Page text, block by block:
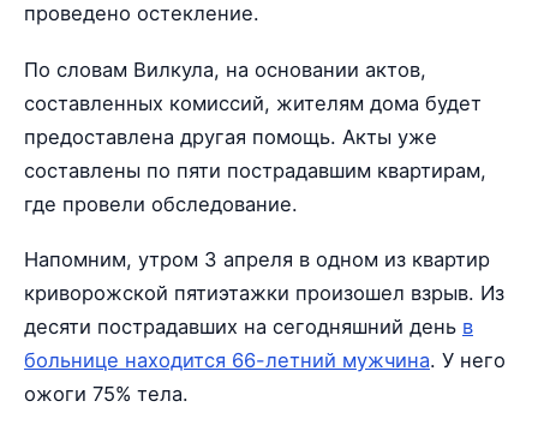
проведено остекление.
По словам Вилкула, на основании актов,
составленных комиссий, жителям дома будет
предоставлена другая помощь. Акты уже
составлены по пяти пострадавшим квартирам,
где провели обследование.
Напомним, утром 3 апреля в одном из квартир
криворожской пятиэтажки произошел взрыв. Из
десяти пострадавших на сегодняшний день в
больнице находится 66-летний мужчина. У него
ожоги 75% тела.